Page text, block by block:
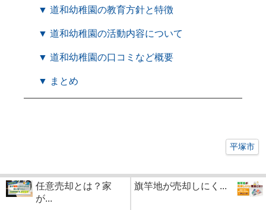
▼ 道和幼稚園の教育方針と特徴
▼ 道和幼稚園の活動内容について
▼ 道和幼稚園の口コミなど概要
▼ まとめ
平塚市
任意売却とは？家
が...
旗竿地が売却しにく...